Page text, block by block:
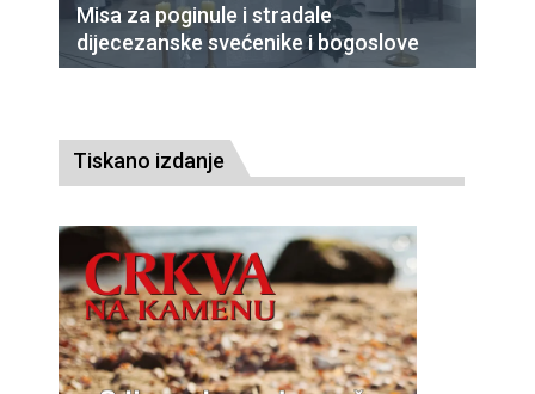
Misa za poginule i stradale
dijecezanske svećenike i bogoslove
Tiskano izdanje